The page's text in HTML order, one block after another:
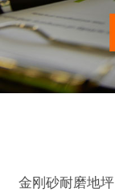
金刚砂耐磨地坪